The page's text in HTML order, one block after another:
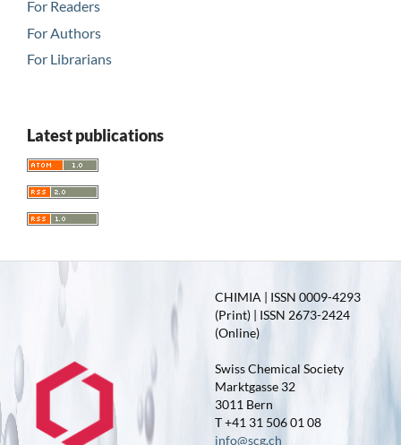
For Readers
For Authors
For Librarians
Latest publications
CHIMIA | ISSN 0009-4293
(Print) | ISSN 2673-2424
(Online)
Swiss Chemical Society
Marktgasse 32
3011 Bern
T +41 31 506 01 08
info@scg.ch